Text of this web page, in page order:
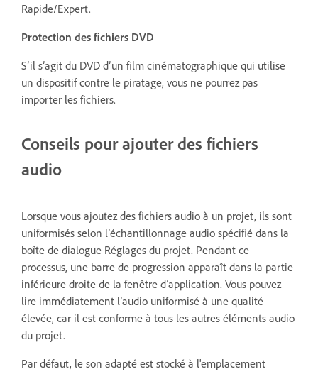
Rapide/Expert.
Protection des fichiers DVD
S’il s’agit du DVD d’un film cinématographique qui utilise
un dispositif contre le piratage, vous ne pourrez pas
importer les fichiers.
Conseils pour ajouter des fichiers
audio
Lorsque vous ajoutez des fichiers audio à un projet, ils sont
uniformisés selon l’échantillonnage audio spécifié dans la
boîte de dialogue Réglages du projet. Pendant ce
processus, une barre de progression apparaît dans la partie
inférieure droite de la fenêtre d’application. Vous pouvez
lire immédiatement l’audio uniformisé à une qualité
élevée, car il est conforme à tous les autres éléments audio
du projet.
Par défaut, le son adapté est stocké à l'emplacement